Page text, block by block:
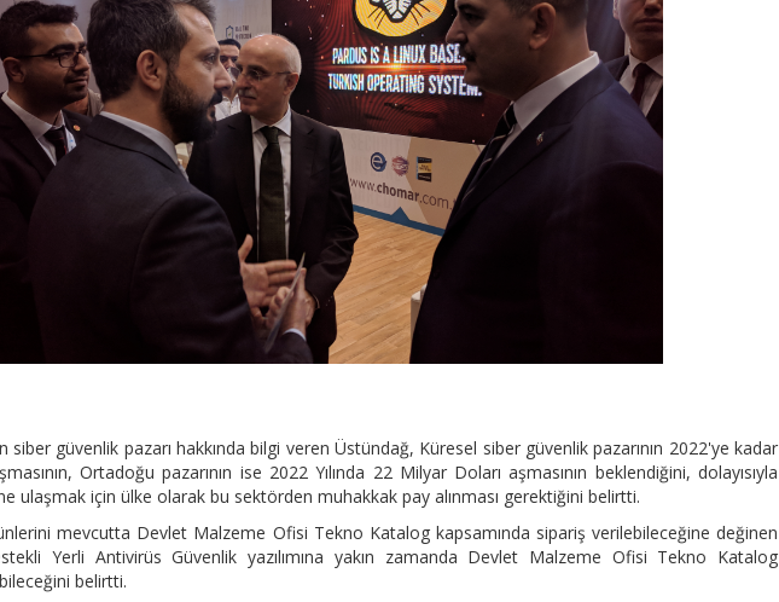
siber güvenlik pazarı hakkında bilgi veren Üstündağ, Küresel siber güvenlik pazarının 2022'ye kadar
Ortadoğu pazarının ise 2022 Yılında 22 Milyar Doları aşmasının beklendiğini, dolayısıyla
ulaşmak için ülke olarak bu sektörden muhakkak pay alınması gerektiğini belirtti.
mevcutta Devlet Malzeme Ofisi Tekno Katalog kapsamında sipariş verilebileceğine değinen
Yerli Antivirüs Güvenlik yazılımına yakın zamanda Devlet Malzeme Ofisi Tekno Katalog
belirtti.